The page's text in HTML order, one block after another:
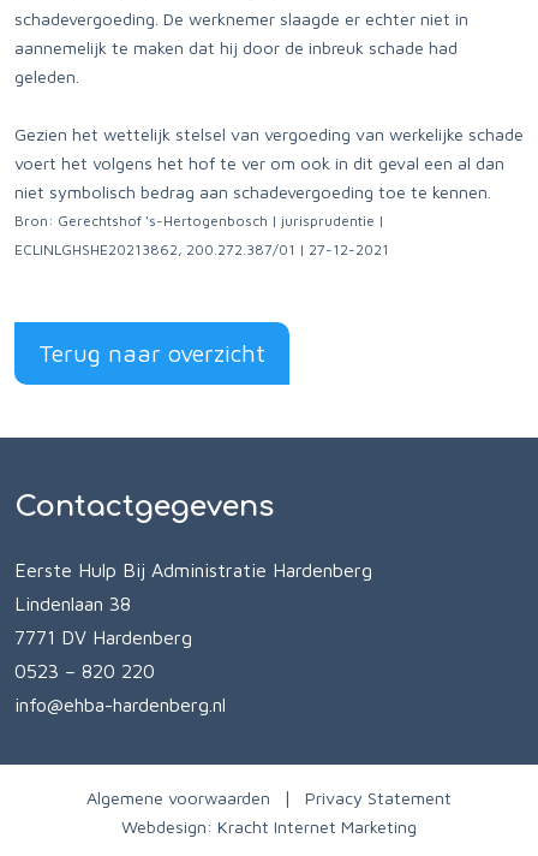
schadevergoeding. De werknemer slaagde er echter niet in
aannemelijk te maken dat hij door de inbreuk schade had
geleden.
Gezien het wettelijk stelsel van vergoeding van werkelijke schade
voert het volgens het hof te ver om ook in dit geval een al dan
niet symbolisch bedrag aan schadevergoeding toe te kennen.
Bron: Gerechtshof ‘s-Hertogenbosch | jurisprudentie |
ECLINLGHSHE20213862, 200.272.387/01 | 27-12-2021
Terug naar overzicht
Contactgegevens
Eerste Hulp Bij Administratie Hardenberg
Lindenlaan 38
7771 DV Hardenberg
0523 – 820 220
info@ehba-hardenberg.nl
Algemene voorwaarden
Privacy Statement
Webdesign: Kracht Internet Marketing